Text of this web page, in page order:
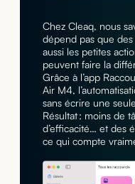
Chez Cleaq, nous
dépend pas que
aussi les petites
peuvent faire la
Grâce à l’app
Air M4,
sans écrire une
Résultat : moins de
d’efficacité… et des
ce qui compte